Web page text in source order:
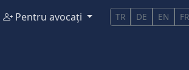
Pentru avocați TR DE EN FR